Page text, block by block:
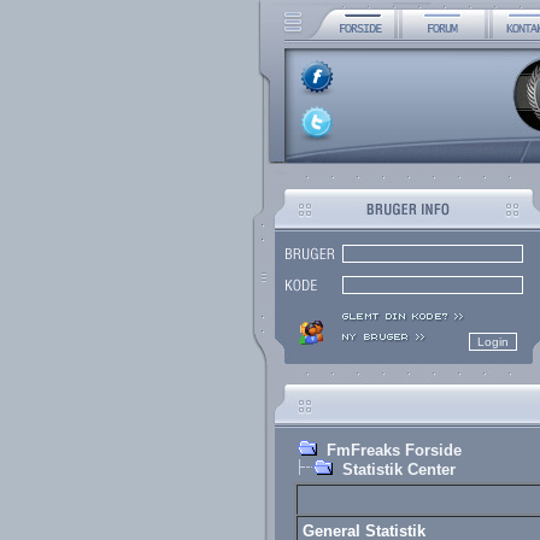
FmFreaks Forside
Statistik Center
General Statistik